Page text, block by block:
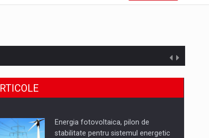
din piata
Energia fotovoltaica, pilon de
stabilitate pentru sistemul energetic